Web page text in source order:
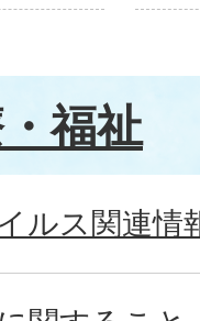
福祉
ルス関連情